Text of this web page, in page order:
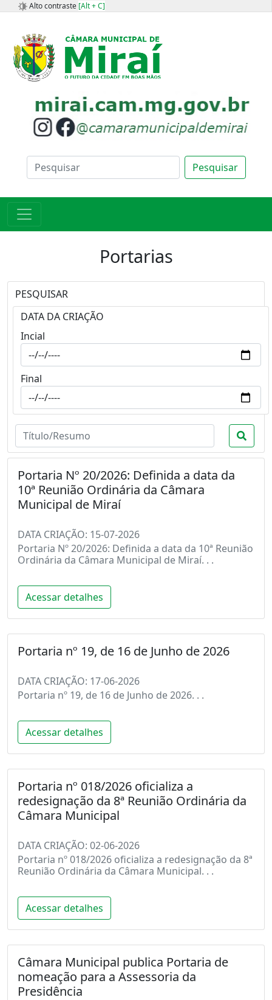
Alto contraste [Alt + C]
Pesquisar
Portarias
PESQUISAR
DATA DA CRIAÇÃO
Incial
Final
Portaria Nº 20/2026: Definida a data da
10ª Reunião Ordinária da Câmara
Municipal de Miraí
DATA CRIAÇÃO: 15-07-2026
Portaria Nº 20/2026: Definida a data da 10ª Reunião
Ordinária da Câmara Municipal de Miraí. . .
Acessar detalhes
Portaria nº 19, de 16 de Junho de 2026
DATA CRIAÇÃO: 17-06-2026
Portaria nº 19, de 16 de Junho de 2026. . .
Acessar detalhes
Portaria nº 018/2026 oficializa a
redesignação da 8ª Reunião Ordinária da
Câmara Municipal
DATA CRIAÇÃO: 02-06-2026
Portaria nº 018/2026 oficializa a redesignação da 8ª
Reunião Ordinária da Câmara Municipal. . .
Acessar detalhes
Câmara Municipal publica Portaria de
nomeação para a Assessoria da
Presidência